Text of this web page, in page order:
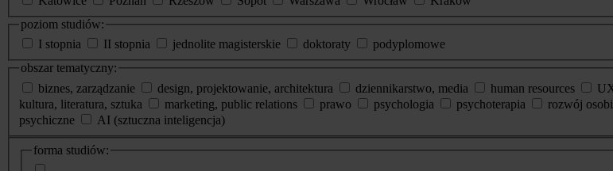
poziom studiów:
I stopnia
II stopnia jednolite magisterskie doktoraty
podyplomowe
obszar tematyczny:
biznes, zarządzanie
design, projektowanie, architektura dziennikarstwo, media human resources
kultura, literatura, sztuka
marketing, public relations prawo psychologia psychoterapia rozwój
psychiczne
AI (sztuczna inteligencja)
dodatkowe
informacje
forma studiów: